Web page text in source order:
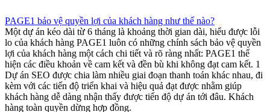
PAGE1 bảo vệ quyền lợi của khách hàng như thế nào?
Một dự án kéo dài từ 6 tháng là khoảng thời gian dài, hiểu được lỗi
lo của khách hàng PAGE1 luôn có những chính sách bảo vệ quyền
lợi của khách hàng một cách chi tiết và rõ ràng nhất: PAGE1 thể
hiện các điều khoản về cam kết và đền bù khi không đạt cam kết. 1
Dự án SEO được chia làm nhiều giai đoạn thanh toán khác nhau, đi
kèm với các tiến độ triển khai và hiệu quả đạt được nhằm giúp
khách hàng dễ dàng nhận thấy được tiến độ dự án tới đâu. Khách
hàng toàn quyền dừng hợp đồng.